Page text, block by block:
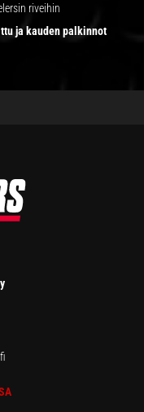
riveihin
ja kauden palkinnot